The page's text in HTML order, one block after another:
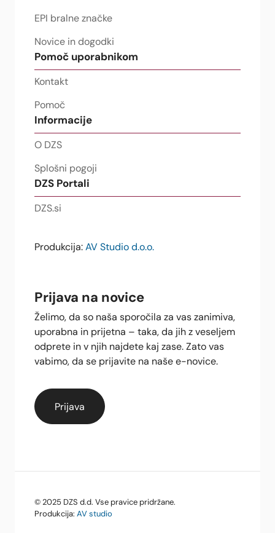
EPI bralne značke
Novice in dogodki
Pomoč uporabnikom
Kontakt
Pomoč
Informacije
O DZS
Splošni pogoji
DZS Portali
DZS.si
Produkcija: AV Studio d.o.o.
Prijava na novice
Želimo, da so naša sporočila za vas zanimiva,
uporabna in prijetna – taka, da jih z veseljem
odprete in v njih najdete kaj zase. Zato vas
vabimo, da se prijavite na naše e-novice.
© 2025 DZS d.d. Vse pravice pridržane.
Produkcija: AV studio